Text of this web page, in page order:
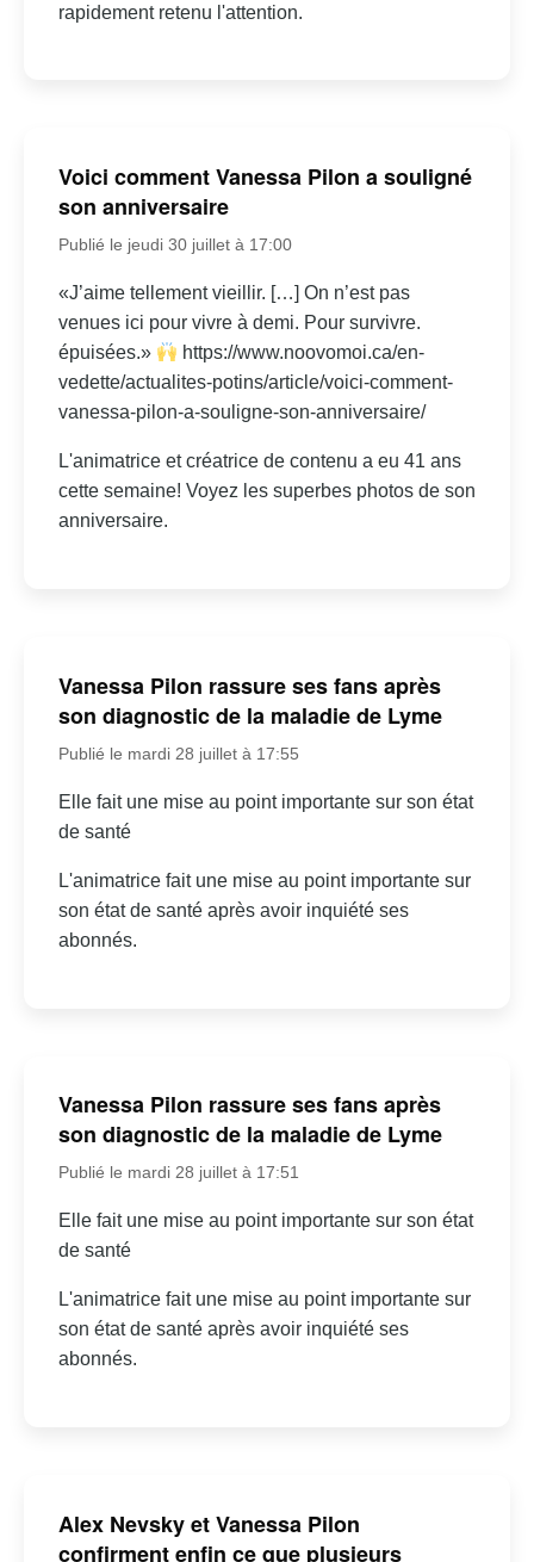
rapidement retenu l'attention.
Voici comment Vanessa Pilon a souligné
son anniversaire
Publié le jeudi 30 juillet à 17:00
«J’aime tellement vieillir. […] On n’est pas
venues ici pour vivre à demi. Pour survivre.
épuisées.»
https://www.noovomoi.ca/en-
vedette/actualites-potins/article/voici-comment-
vanessa-pilon-a-souligne-son-anniversaire/
L'animatrice et créatrice de contenu a eu 41 ans
cette semaine! Voyez les superbes photos de son
anniversaire.
Vanessa Pilon rassure ses fans après
son diagnostic de la maladie de Lyme
Publié le mardi 28 juillet à 17:55
Elle fait une mise au point importante sur son état
de santé
L'animatrice fait une mise au point importante sur
son état de santé après avoir inquiété ses
abonnés.
Vanessa Pilon rassure ses fans après
son diagnostic de la maladie de Lyme
Publié le mardi 28 juillet à 17:51
Elle fait une mise au point importante sur son état
de santé
L'animatrice fait une mise au point importante sur
son état de santé après avoir inquiété ses
abonnés.
Alex Nevsky et Vanessa Pilon
confirment enfin ce que plusieurs